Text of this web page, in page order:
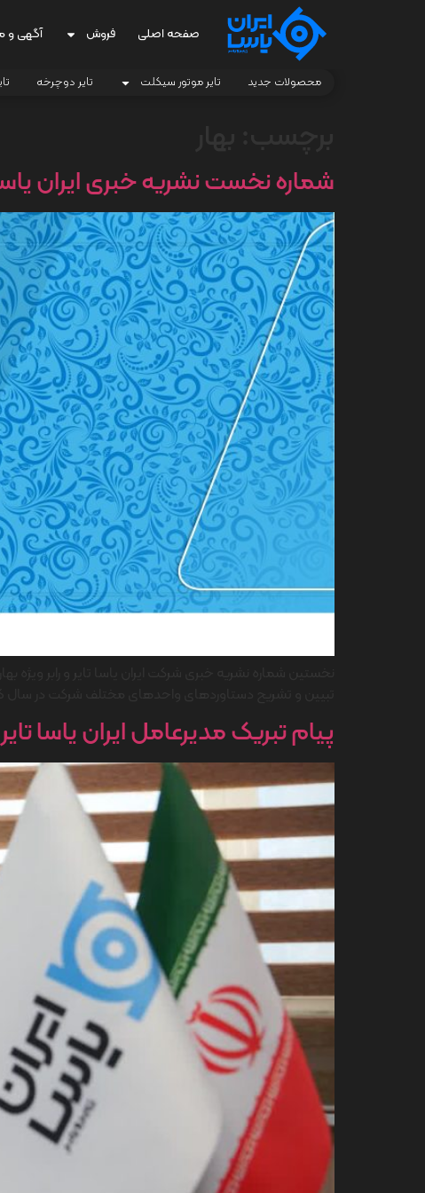
صفحه اصلی فروش آگهی و
محصولات جدید تایر موتور سیکلت تایر دوچرخه
شماره نخست نشریه خبری ایران
پیام تبریک مدیرعامل ایران یاسا